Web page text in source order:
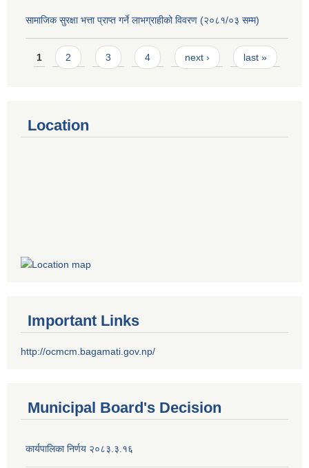
सामाजिक सुरक्षा भत्ता प्राप्त गर्ने लाभग्राहीको विवरण (२०८१/०३ सम्म)
Pages
1 2 3 4 next › last »
Location
Important Links
http://ocmcm.bagamati.gov.np/
Municipal Board's Decision
कार्यपालिका निर्णय २०८३.३.१६